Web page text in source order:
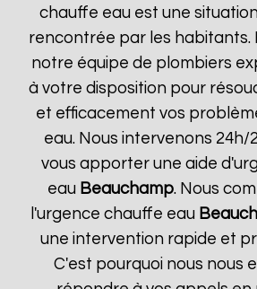
chauffe eau est une
rencontrée par les habitants.
notre équipe de plombiers
à votre disposition pour
et efficacement vos
eau. Nous intervenons 24h/
vous apporter une aide
eau Beauchamp. Nous
l'urgence chauffe eau
une intervention rapide et
C'est pourquoi nous nous